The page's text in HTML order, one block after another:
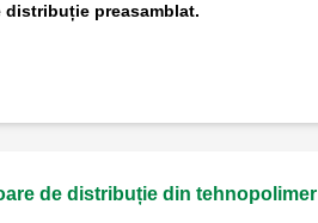
distribuție preasamblat.
de distribuție din tehnopolimer